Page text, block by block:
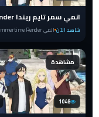
شاهد الآن انمي Summertime Render مترجم
مشاهدة
1048